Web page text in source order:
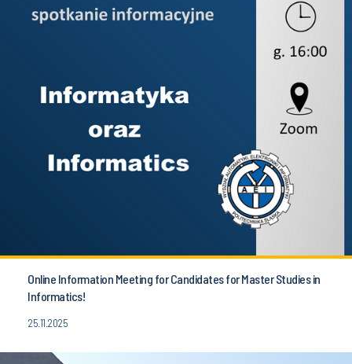
Online Information Meeting for Candidates for Master Studies in
Informatics!
25.11.2025